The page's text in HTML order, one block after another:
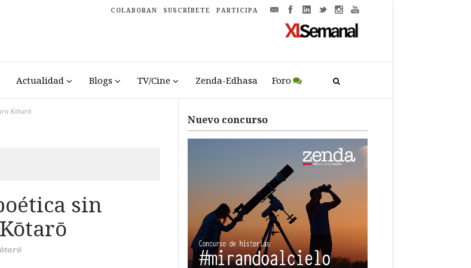
COLABORAN SUSCRÍBETE PARTICIPA
Actualidad Blogs TV/Cine Zenda-Edhasa Foro
Kōtarō
sin
Nuevo concurso